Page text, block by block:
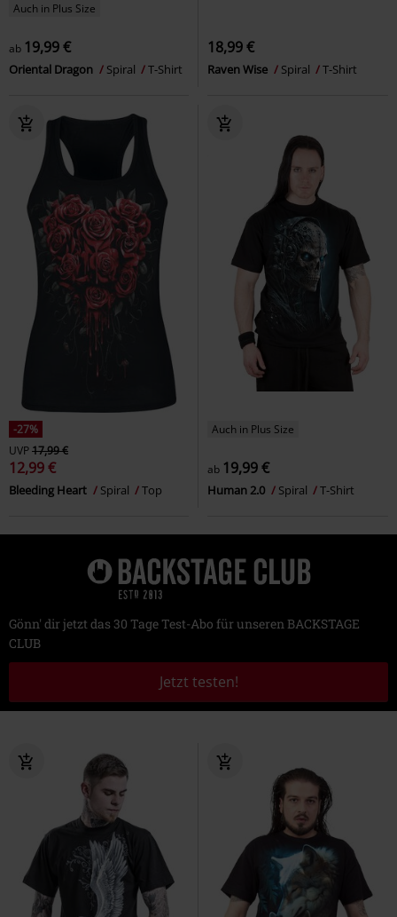
Auch in Plus Size
ab 19,99 €
Oriental Dragon Spiral T-Shirt
18,99 €
Raven Wise Spiral T-Shirt
-27%
UVP17,99 €
12,99 €
Bleeding Heart Spiral Top
Auch in Plus Size
ab 19,99 €
Human 2.0 Spiral T-Shirt
Gönn' dir jetzt das 30 Tage Test-Abo für unseren BACKSTAGE
CLUB
Jetzt testen!